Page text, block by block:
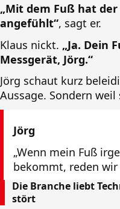
„Mit dem Fuß hat
angefühlt“, sagt er.
Klaus nickt. „Ja. Dein
Messgerät, Jörg.“
Jörg schaut kurz
Aussage. Sondern
Jörg
„Wenn mein Fuß
bekommt, reden wir
Die Branche liebt
stört